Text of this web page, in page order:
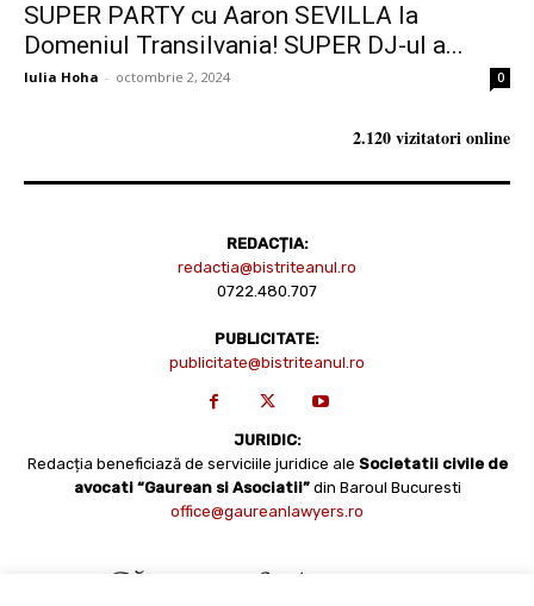
SUPER PARTY cu Aaron SEVILLA la
Domeniul Transilvania! SUPER DJ-ul a...
Iulia Hoha - octombrie 2, 2024 0
2.120 vizitatori online
REDACȚIA:
redactia@bistriteanul.ro
0722.480.707
PUBLICITATE:
publicitate@bistriteanul.ro
JURIDIC:
Redacția beneficiază de serviciile juridice ale Societatii civile de
avocati “Gaurean si Asociatii” din Baroul Bucuresti
office@gaureanlawyers.ro